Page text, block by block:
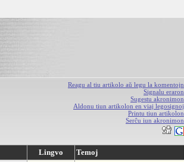
Reagu al tiu artikolo aŭ legu la komentojn
Signalu eraron
Sugestu akronimon
Aldonu tiun artikolon en viaj legosignoj
Printu tiun artikolon
Serĉu iun akronimon
Lingvo
Temoj